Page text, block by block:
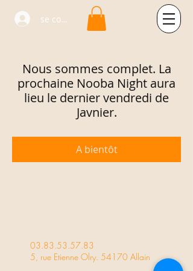
se connecter
Nous sommes complet. La
prochaine Nooba Night aura
lieu le dernier vendredi de
Javnier.
A bientôt
03.83.53.57.83
5, rue Etienne Olry. 54170 Allain